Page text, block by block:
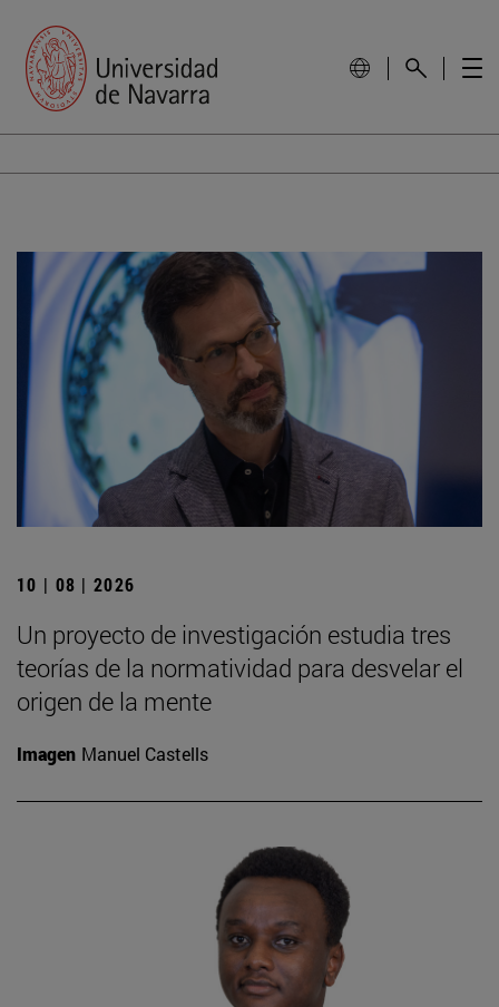
10 | 08 | 2026
Un proyecto de investigación estudia tres
teorías de la normatividad para desvelar el
origen de la mente
Imagen Manuel Castells